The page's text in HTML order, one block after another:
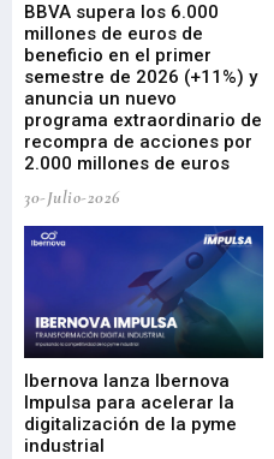
BBVA supera los 6.000
millones de euros de
beneficio en el primer
semestre de 2026 (+11%) y
anuncia un nuevo
programa extraordinario de
recompra de acciones por
2.000 millones de euros
30-Julio-2026
Ibernova lanza Ibernova
Impulsa para acelerar la
digitalización de la pyme
industrial